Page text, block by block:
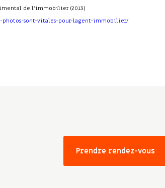
de l’immobilier (2013)
photos-sont-vitales-pour-lagent-immobilier/
Prendre rendez-vous